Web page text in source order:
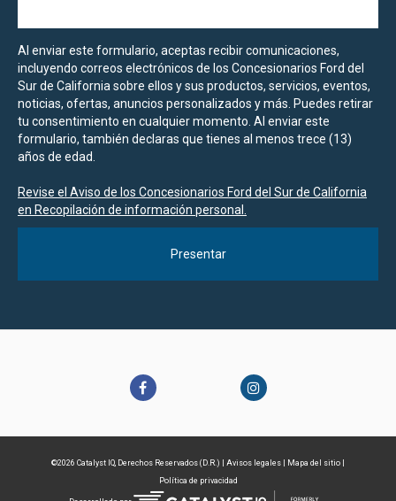
Al enviar este formulario, aceptas recibir comunicaciones,
incluyendo correos electrónicos de los Concesionarios Ford del
Sur de California sobre ellos y sus productos, servicios, eventos,
noticias, ofertas, anuncios personalizados y más. Puedes retirar
tu consentimiento en cualquier momento. Al enviar este
formulario, también declaras que tienes al menos trece (13)
años de edad.
Revise el Aviso de los Concesionarios Ford del Sur de California
en Recopilación de información personal.
©2026 Catalyst IQ, Derechos Reservados (D.R.) | Avisos legales Mapa del sitio
Política de privacidad